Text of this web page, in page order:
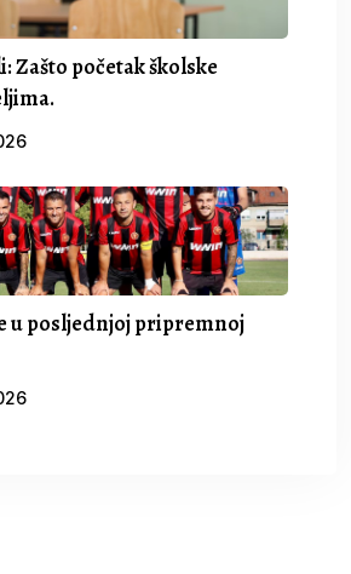
Zašto početak školske
u posljednjoj pripremnoj